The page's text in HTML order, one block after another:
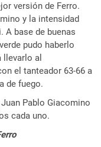
versión de Ferro.
y la intensidad
A base de buenas
pudo haberlo
llevarlo al
el tanteador 63-66 a
de fuego.
Pablo Giacomino
cada uno.